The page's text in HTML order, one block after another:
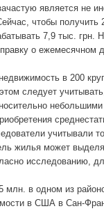
является
чтобы получить
7,9 тыс. грн.
о ежемесячном
в 200
следует
учитывали
жилья может
исследованию,
млн. в одном из
в США в Сан-